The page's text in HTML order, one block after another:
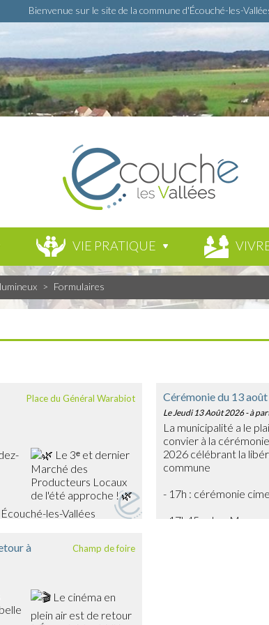
Bienvenue sur le site de la commune d'Écouché-les-
VIE PRATIQUE
> Formulaires
Place du Général Warabiot
les-Vallées
frais, artisanaux et de
légumes, gourmandises…
!
en musique par
festive et
estivale pour partager un
Cérémonie du 13 août
Le Jeudi 13 Août 2026- à
La municipalité a le
convier à la
2026 célébrant la
commune
- 17h : cérémonie
- 17h45 : char
Champ de foire
à